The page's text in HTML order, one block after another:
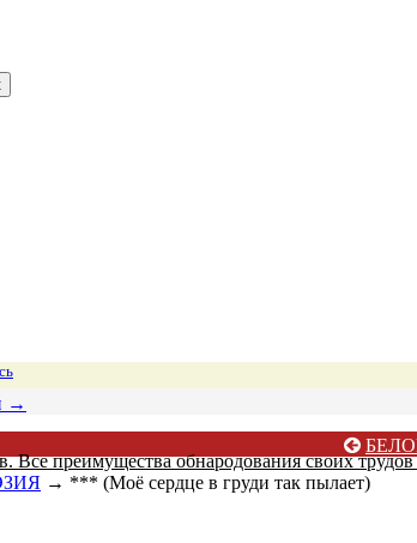
→
Все преимущества обнародования своих
→ *** (Моё сердце в груди так пылает)